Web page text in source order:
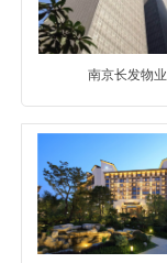
南京长发物业